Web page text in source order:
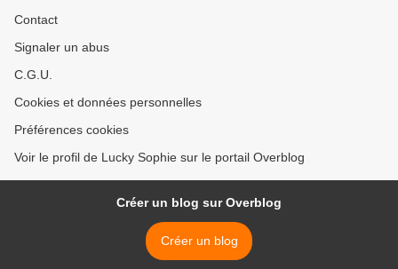
Contact
Signaler un abus
C.G.U.
Cookies et données personnelles
Préférences cookies
Voir le profil de Lucky Sophie sur le portail Overblog
Créer un blog sur Overblog
Créer un blog